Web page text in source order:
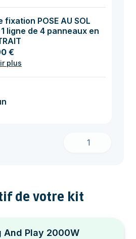
fixation POSE AU SOL
ligne de 4 panneaux en
€
plus
de votre kit
And Play 2000W